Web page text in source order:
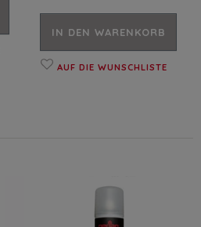
IN DEN WARENKORB
AUF DIE WUNSCHLISTE